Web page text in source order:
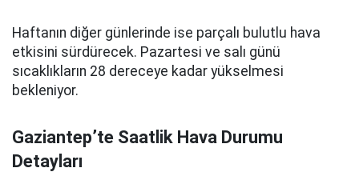
Haftanın diğer günlerinde ise parçalı bulutlu hava
etkisini sürdürecek. Pazartesi ve salı günü
sıcaklıkların 28 dereceye kadar yükselmesi
bekleniyor.
Gaziantep’te Saatlik Hava Durumu
Detayları